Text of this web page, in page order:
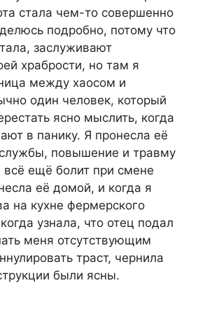
стала чем-то совершенно
подробно, потому что
заслуживают
храбрости, но там я
между хаосом и
один человек, который
ясно мыслить, когда
в панику. Я пронесла её
повышение и травму
всё ещё болит при смене
её домой, и когда я
на кухне фермерского
узнала, что отец подал
меня отсутствующим
траст, чернила
были ясны.